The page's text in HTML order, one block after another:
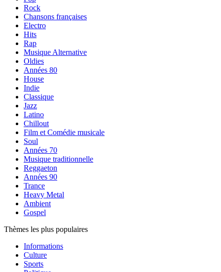
Rock
Chansons françaises
Electro
Hits
Rap
Musique Alternative
Oldies
Années 80
House
Indie
Classique
Jazz
Latino
Chillout
Film et Comédie musicale
Soul
Années 70
Musique traditionnelle
Reggaeton
Années 90
Trance
Heavy Metal
Ambient
Gospel
Thèmes les plus populaires
Informations
Culture
Sports